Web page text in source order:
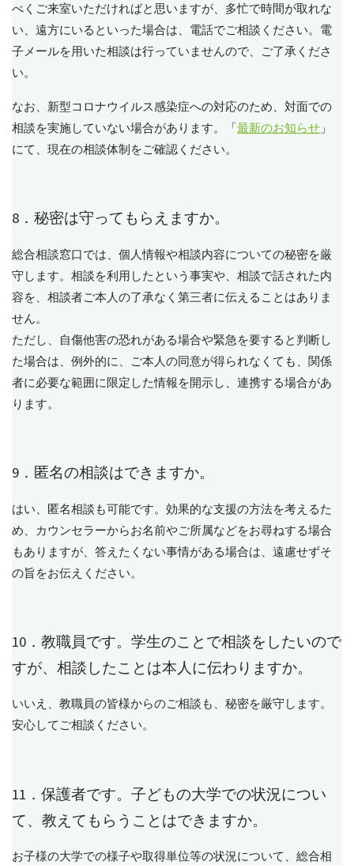
べくご来室いただければと思いますが、多忙で時間が取れな
い、遠方にいるといった場合は、電話でご相談ください。電
子メールを用いた相談は行っていませんので、ご了承くださ
い。
なお、新型コロナウイルス感染症への対応のため、対面での
相談を実施していない場合があります。「最新のお知らせ 」
にて、現在の相談体制をご確認ください。
8．秘密は守ってもらえますか。
総合相談窓口では、個人情報や相談内容についての秘密を厳
守します。相談を利用したという事実や、相談で話された内
容を、相談者ご本人の了承なく第三者に伝えることはありま
せん。
ただし、自傷他害の恐れがある場合や緊急を要すると判断し
た場合は、例外的に、ご本人の同意が得られなくても、関係
者に必要な範囲に限定した情報を開示し、連携する場合があ
ります。
9．匿名の相談はできますか。
はい、匿名相談も可能です。効果的な支援の方法を考えるた
め、カウンセラーからお名前やご所属などをお尋ねする場合
もありますが、答えたくない事情がある場合は、遠慮せずそ
の旨をお伝えください。
10．教職員です。学生のことで相談をしたいので
すが、相談したことは本人に伝わりますか。
いいえ、教職員の皆様からのご相談も、秘密を厳守します。
安心してご相談ください。
11．保護者です。子どもの大学での状況につい
て、教えてもらうことはできますか。
お子様の大学での様子や取得単位等の状況について、総合相